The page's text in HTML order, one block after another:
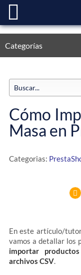
Categorías
Cómo
Masa en
Categorias:
En este artículo/
vamos a detallar los
importar
archivos CSV.